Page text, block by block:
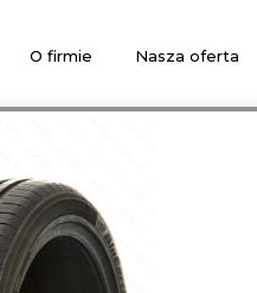
O firmie Nasza oferta